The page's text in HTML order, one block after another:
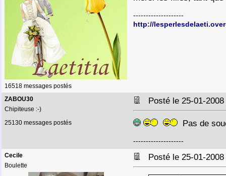
16518 messages postés
--------------------
http://
ZABOU30
Chipiteuse :-)
25130 messages postés
Posté le 25-01-
Pas de
--------------------
Cecile
Boulette
Posté le 25-01-